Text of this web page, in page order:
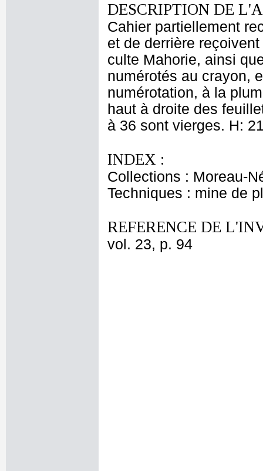
DESCRIPTION DE
Cahier partiellement
et de derrière
culte Mahorie, ainsi
numérotés au crayon,
numérotation, à la
haut à droite des
à 36 sont vierges. H:
INDEX :
Collections : Moreau-
Techniques : mine de
REFERENCE DE
vol. 23, p. 94